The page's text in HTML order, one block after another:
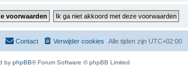
Alle tijden zijn UTC+02:00
Verwijder cookies
Contact
by phpBB® Forum Software © phpBB Limited